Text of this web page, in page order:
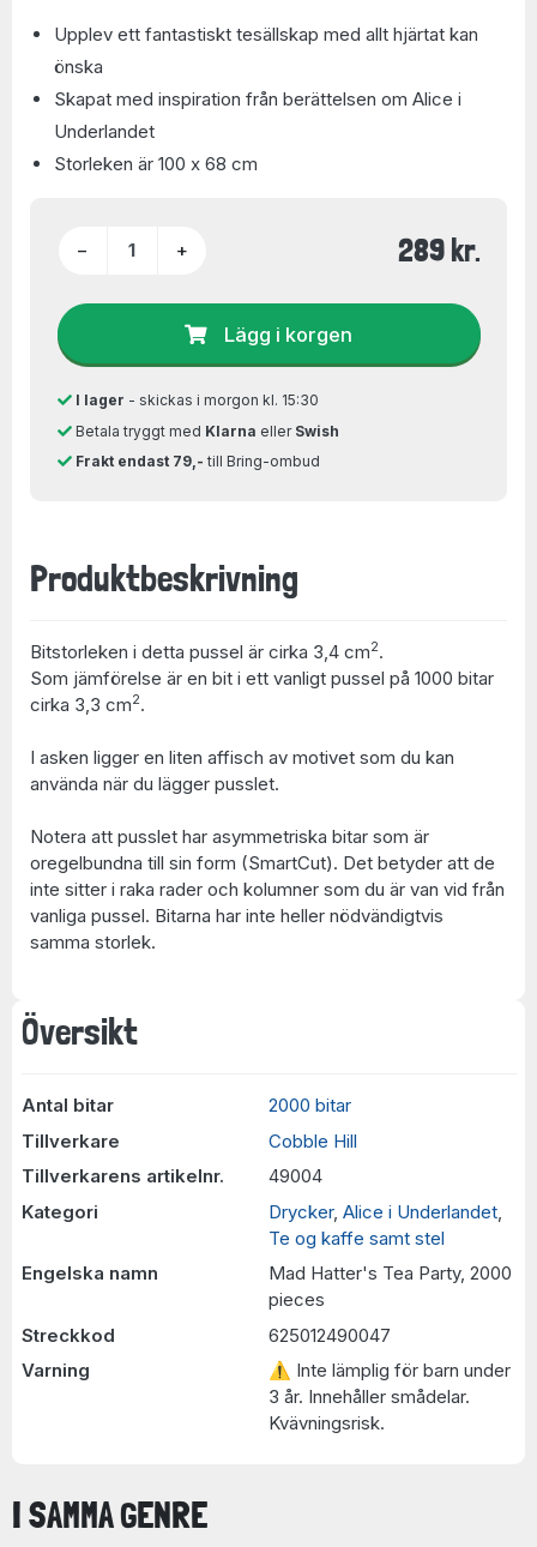
Översikt
Antal bitar
2000 bitar
Tillverkare
Cobble Hill
Tillverkarens artikelnr.
49004
Kategori
Drycker, Alice i Underlandet
Te og kaffe samt stel
Engelska namn
Mad Hatter's Tea Party, 2000
pieces
Streckkod
625012490047
Varning
⚠ Inte lämplig för barn under
3 år. Innehåller smådelar.
Kvävningsrisk.
Upplev ett fantastiskt tesällskap med allt hjärtat kan
önska
Skapat med inspiration från berättelsen om Alice i
Underlandet
Storleken är 100 x 68 cm
− + 289 kr.
Lägg i korgen
I lager - skickas i morgon kl. 15:30
Betala tryggt med Klarna eller Swish
Frakt endast 79,- till Bring-ombud
Produktbeskrivning
Bitstorleken i detta pussel är cirka 3,4 cm2.
Som jämförelse är en bit i ett vanligt pussel på 1000 bitar
cirka 3,3 cm2.
I asken ligger en liten affisch av motivet som du kan
använda när du lägger pusslet.
Notera att pusslet har asymmetriska bitar som är
oregelbundna till sin form (SmartCut). Det betyder att de
inte sitter i raka rader och kolumner som du är van vid från
vanliga pussel. Bitarna har inte heller nödvändigtvis
samma storlek.
I SAMMA GENRE